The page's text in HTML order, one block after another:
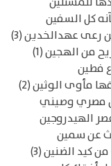
كل السفين
عهدالخدين (3)
من الهجين (1)
فطين
مأوى الوثين (2)
مصري وصيني
الهيدروجين
عن سمين
كيد الضنين (3)